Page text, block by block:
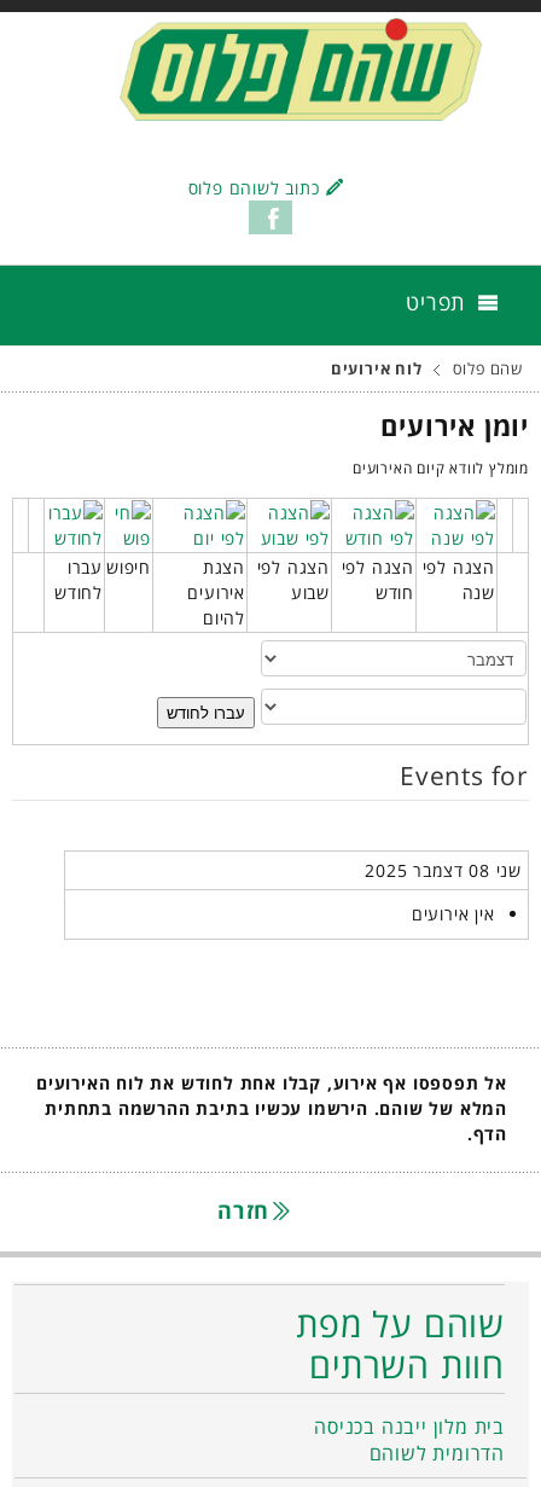
כתוב לשוהם פלוס
תפריט
שהם פלוס לוח אירועים
יומן אירועים
מומלץ לוודא קיום האירועים
הצגה לפי
שנה
הצגה לפי
חודש
הצגה לפי
שבוע
הצגת
אירועים
להיום
חיפוש עברו
לחודש
עברו לחודש
Events for
שני 08 דצמבר 2025
אין אירועים
אל תפספסו אף אירוע, קבלו אחת לחודש את לוח האירועים
המלא של שוהם. הירשמו עכשיו בתיבת ההרשמה בתחתית
הדף.
חזרה
שוהם על מפת
חוות השרתים
בית מלון ייבנה בכניסה
הדרומית לשוהם